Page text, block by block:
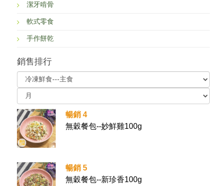
潔牙啃骨
軟式零食
手作餅乾
銷售排行
暢銷 4
無穀餐包--妙鮮雞100g
暢銷 5
無穀餐包--新珍香100g